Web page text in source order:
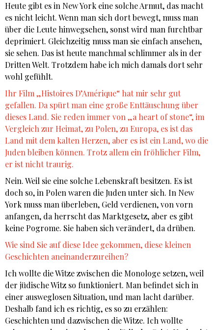
Heute gibt es in New York eine solche Armut, das macht
es nicht leicht. Wenn man sich dort bewegt, muss man
über die Leute hinwegsehen, sonst wird man furchtbar
deprimiert. Gleichzeitig muss man sie einfach ansehen,
sie sehen. Das ist heute manchmal schlimmer als in der
Dritten Welt. Trotzdem habe ich mich damals dort sehr
wohl gefühlt.
Ihr Film „Histoires D’Amérique“ hat mir sehr gut
gefallen. Da spürt man eine große Enttäuschung über
dieses Land. Sie reden immer von „a heart of stone“, im
Vergleich zur Heimat, zu Polen, zu Europa, es ist das
Land mit dem kalten Herzen, aber es ist ein Land, wo die
Juden bleiben können. Trotz allem ein fröhlicher Film,
er ist nicht traurig.
Nein. Weil sie eine solche Lebenskraft besitzen. Es ist
doch so, in Polen waren die Juden unter sich. In New
York muss man überleben, Geld verdienen, von vorn
anfangen, da herrscht das Marktgesetz, aber es gibt
keine Pogrome. Sie haben sich verändert, da drüben.
Wie sind Sie auf diese Idee gekommen, diese kleinen
Geschichten aneinanderzureihen?
Ich wollte die Witze zwischen die Monologe setzen, weil
der jüdische Witz so funktioniert. Man befindet sich in
einer ausweglosen Situation, und man lacht darüber.
Deshalb fand ich es richtig, es so zu erzählen:
Geschichten und dazwischen die Witze. Ich wollte